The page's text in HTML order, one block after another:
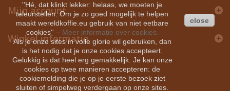
Mijn account
Winkel informatie
''Hé, dat klinkt lekker: helaas, we moeten je
teleurstellen. Om je zo goed mogelijk te helpen
maakt wereldkoffie.eu gebruik van niet eetbare
cookies'' – Meer informatie over cookies.
Als je onze sites in volle glorie wil gebruiken, dan
is het nodig dat je onze cookies accepteert.
Gelukkig is dat heel erg gemakkelijk. Je kan onze
cookies op twee manieren accepteren: de
cookiemelding die je op je eerste bezoek ziet
sluiten of simpelweg verdergaan op onze sites.
close